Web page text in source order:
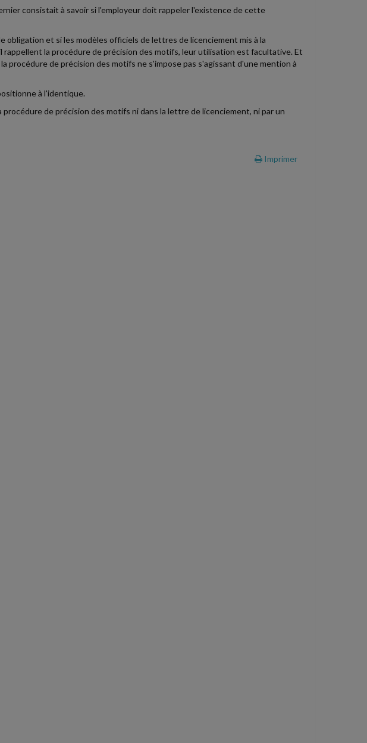
consistait à savoir si l'employeur doit rappeler l'existence de cette
obligation et si les modèles officiels de lettres de licenciement mis à la
la procédure de précision des motifs, leur utilisation est facultative. Et
procédure de précision des motifs ne s'impose pas s'agissant d'une mention à
à l'identique.
de précision des motifs ni dans la lettre de licenciement, ni par un
Imprimer